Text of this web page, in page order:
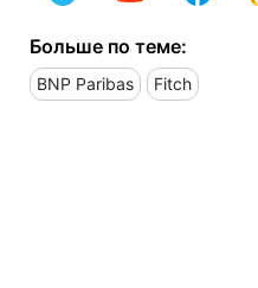
Больше по теме:
BNP Paribas Fitch